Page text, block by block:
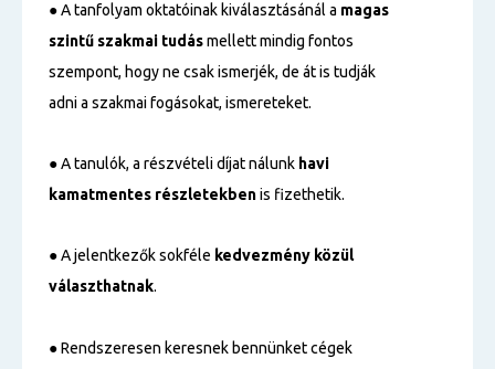
● A tanfolyam oktatóinak kiválasztásánál a magas
szintű szakmai tudásmellett mindig fontos
szempont, hogy ne csak ismerjék, de át is tudják
adni a szakmai fogásokat, ismereteket.
● A tanulók, a részvételi díjat nálunk havi
kamatmentes részletekbenis fizethetik.
● A jelentkezők sokféle kedvezmény közül
választhatnak.
● Rendszeresen keresnek bennünket cégek